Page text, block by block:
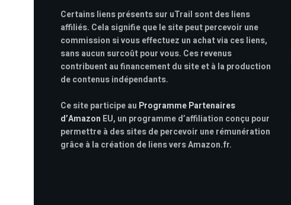
Certains liens présents sur uTrail sont des liens
affiliés. Cela signifie que le site peut percevoir une
commission si vous effectuez un achat via ces liens,
sans aucun surcoût pour vous. Ces revenus
contribuent au financement du site et à la production
de contenus indépendants.
Ce site participe au Programme Partenaires
d’Amazon EU, un programme d’affiliation conçu pour
permettre à des sites de percevoir une rémunération
grâce à la création de liens vers Amazon.fr.